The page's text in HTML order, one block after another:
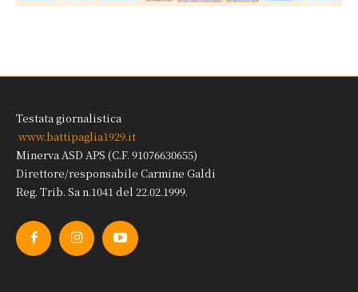
Testata giornalistica
www.battipaglia1929.it
Minerva ASD APS (C.F. 91076630655)
Direttore/responsabile Carmine Galdi
Reg. Trib. Sa n.1041 del 22.02.1999.